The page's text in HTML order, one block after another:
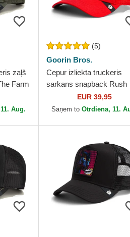
zaļš
Farm
Aug.
(5)
Goorin Bros.
Cepur izliekta truckeris
sarkans snapback Rush
Panther The Farm no
Bros.
EUR 39,95
Saņem to Otrdiena, 11.